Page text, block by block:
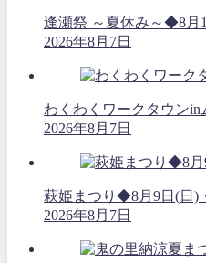
逢瀬祭 ～夏休み～◆8月
2026年8月7日
わくわくワークタウン
2026年8月7日
萩姫まつり◆8月9日(日)
2026年8月7日